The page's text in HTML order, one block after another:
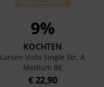
9%
KOCHTEN
Larsen Viola Single Str. A
Medium BE
€ 22,90